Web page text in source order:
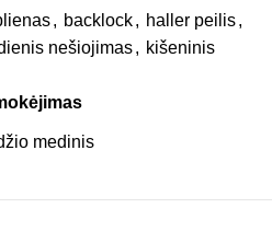
, backlock, haller peilis,
nešiojimas, kišeninis